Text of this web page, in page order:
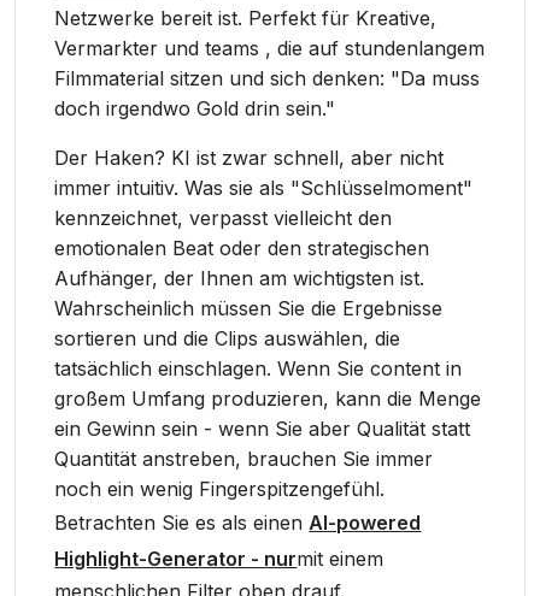
Netzwerke bereit ist. Perfekt für Kreative,
Vermarkter und teams , die auf stundenlangem
Filmmaterial sitzen und sich denken: "Da muss
doch irgendwo Gold drin sein."
Der Haken? KI ist zwar schnell, aber nicht
immer intuitiv. Was sie als "Schlüsselmoment"
kennzeichnet, verpasst vielleicht den
emotionalen Beat oder den strategischen
Aufhänger, der Ihnen am wichtigsten ist.
Wahrscheinlich müssen Sie die Ergebnisse
sortieren und die Clips auswählen, die
tatsächlich einschlagen. Wenn Sie content in
großem Umfang produzieren, kann die Menge
ein Gewinn sein - wenn Sie aber Qualität statt
Quantität anstreben, brauchen Sie immer
noch ein wenig Fingerspitzengefühl.
Betrachten Sie es als einenAI-powered
Highlight-Generator - nurmit einem